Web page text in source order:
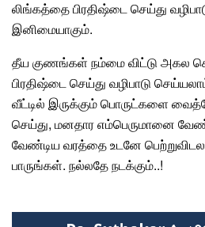
லிங்கத்தை பிரதிஷ்டை செய்து
இனிமையாகும்.
தீய குணங்கள் நம்மை விட்டு அகல
பிரதிஷ்டைசெய்து வழிபாடு
வீட்டில் இருக்கும் பொருட்களை
செய்து, மனதார எம்பெருமானை
வேண்டிய வரத்தை உடனே
பாருங்கள். நல்லதே நடக்கும்..!